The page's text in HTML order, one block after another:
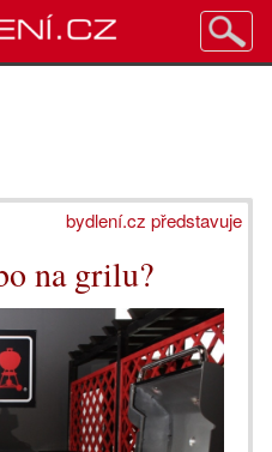
bydlení.cz představuje
na grilu?